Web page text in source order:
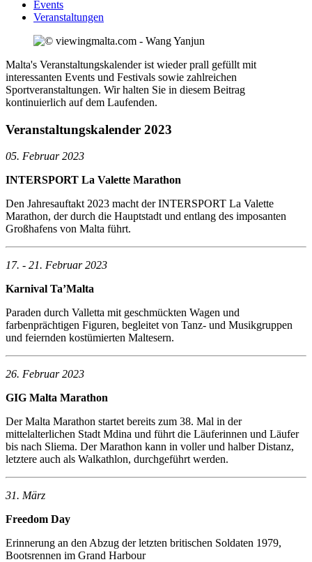
Events
Veranstaltungen
Malta's Veranstaltungskalender ist wieder prall gefüllt mit
interessanten Events und Festivals sowie zahlreichen
Sportveranstaltungen. Wir halten Sie in diesem Beitrag
kontinuierlich auf dem Laufenden.
Veranstaltungskalender 2023
05. Februar 2023
INTERSPORT La Valette Marathon
Den Jahresauftakt 2023 macht der INTERSPORT La Valette
Marathon, der durch die Hauptstadt und entlang des imposanten
Großhafens von Malta führt.
17. - 21. Februar 2023
Karnival Ta’Malta
Paraden durch Valletta mit geschmückten Wagen und
farbenprächtigen Figuren, begleitet von Tanz- und Musikgruppen
und feiernden kostümierten Maltesern.
26. Februar 2023
GIG Malta Marathon
Der Malta Marathon startet bereits zum 38. Mal in der
mittelalterlichen Stadt Mdina und führt die Läuferinnen und Läufer
bis nach Sliema. Der Marathon kann in voller und halber Distanz,
letztere auch als Walkathlon, durchgeführt werden.
31. März
Freedom Day
Erinnerung an den Abzug der letzten britischen Soldaten 1979,
Bootsrennen im Grand Harbour